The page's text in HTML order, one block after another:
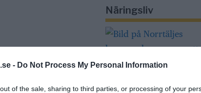
- Do Not Process My Personal Information
of the sale, sharing to third parties, or processing of your
Näringsliv